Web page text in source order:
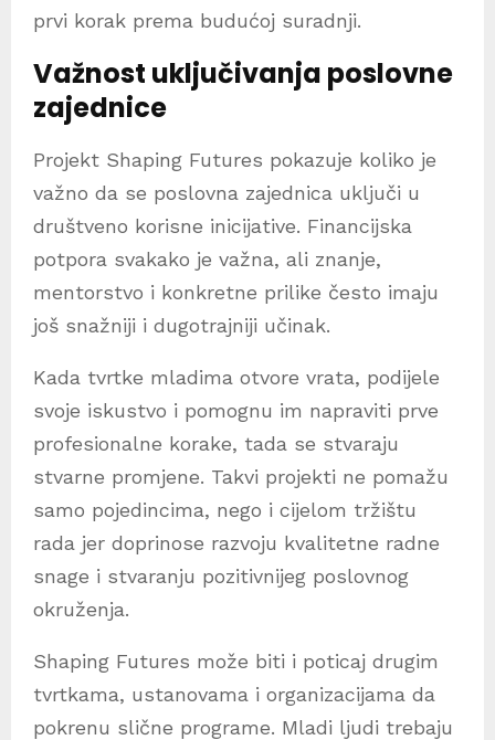
prvi korak prema budućoj suradnji.
Važnost uključivanja poslovne
zajednice
Projekt Shaping Futures pokazuje koliko je
važno da se poslovna zajednica uključi u
društveno korisne inicijative. Financijska
potpora svakako je važna, ali znanje,
mentorstvo i konkretne prilike često imaju
još snažniji i dugotrajniji učinak.
Kada tvrtke mladima otvore vrata, podijele
svoje iskustvo i pomognu im napraviti prve
profesionalne korake, tada se stvaraju
stvarne promjene. Takvi projekti ne pomažu
samo pojedincima, nego i cijelom tržištu
rada jer doprinose razvoju kvalitetne radne
snage i stvaranju pozitivnijeg poslovnog
okruženja.
Shaping Futures može biti i poticaj drugim
tvrtkama, ustanovama i organizacijama da
pokrenu slične programe. Mladi ljudi trebaju